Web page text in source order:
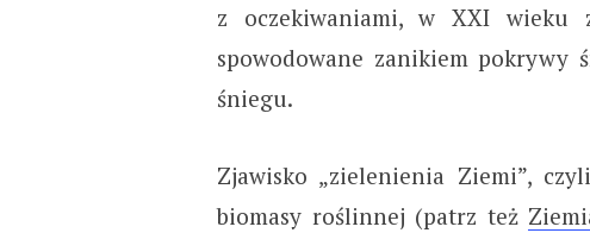
z oczekiwaniami, w XXI wieku
spowodowane zanikiem pokrywy
śniegu.
Zjawisko „zielenienia Ziemi”,
biomasy roślinnej (patrz też